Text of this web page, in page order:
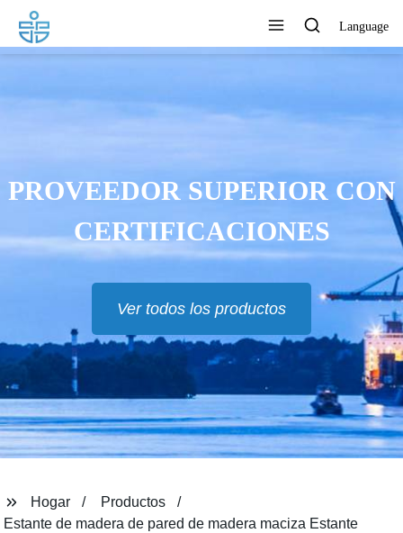
Language
A EUR, RU, TH,
Y MUCHOS OTROS
Ver todos los productos
Hogar
Productos
Estante de madera de pared de madera maciza Estante